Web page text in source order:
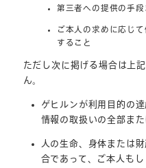
第三者への提供の手
ご本人の求めに応じ
すること
ただし次に掲げる場合は上
ん。
ゲヒルンが利用目的の
情報の取扱いの全部ま
人の生命、身体または
合であって、ご本人も